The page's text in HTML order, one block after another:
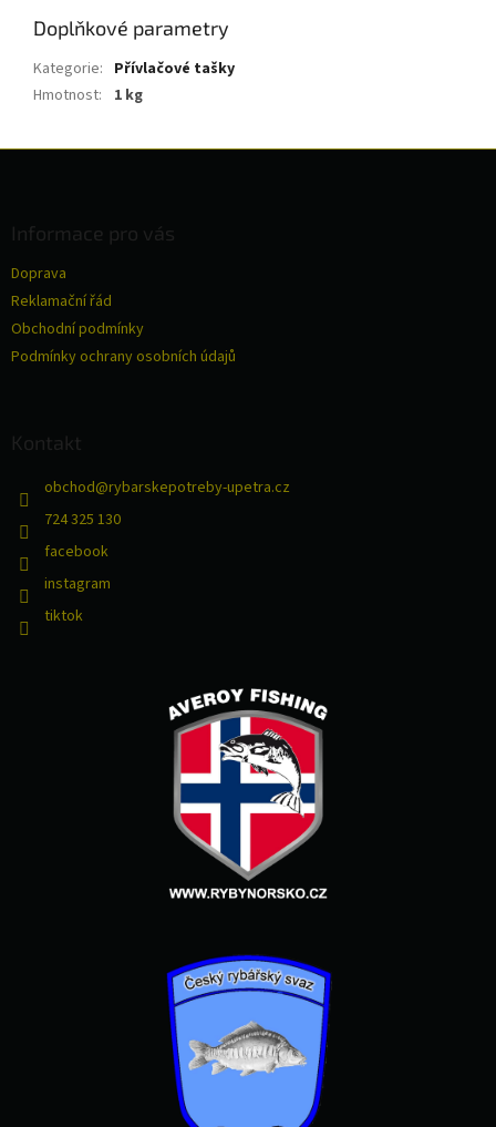
Doplňkové parametry
Kategorie: Přívlačové tašky
Hmotnost: 1 kg
Informace pro vás
Doprava
Reklamační řád
Obchodní podmínky
Podmínky ochrany osobních údajů
Kontakt
obchod@rybarskepotreby-upetra.cz
724 325 130
facebook
instagram
tiktok